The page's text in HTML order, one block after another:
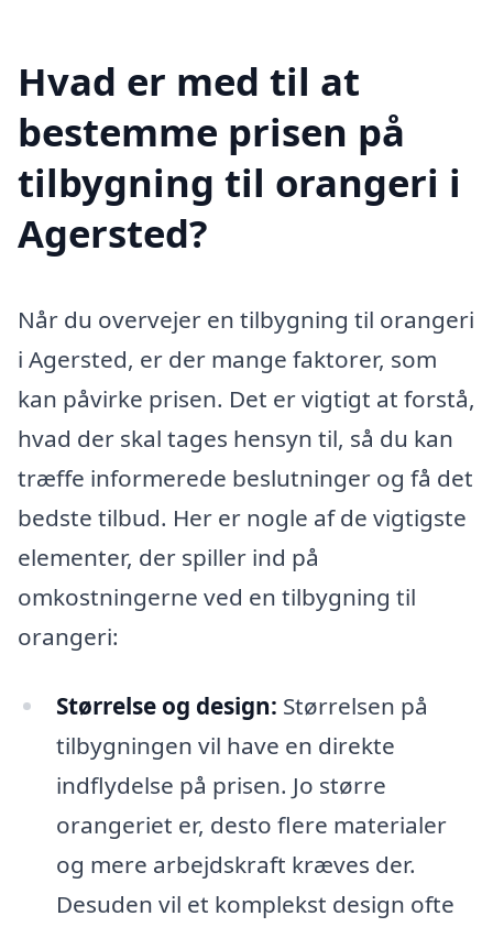
Hvad er med til at
bestemme prisen på
tilbygning til orangeri i
Agersted?
Når du overvejer en tilbygning til orangeri
i Agersted, er der mange faktorer, som
kan påvirke prisen. Det er vigtigt at forstå,
hvad der skal tages hensyn til, så du kan
træffe informerede beslutninger og få det
bedste tilbud. Her er nogle af de vigtigste
elementer, der spiller ind på
omkostningerne ved en tilbygning til
orangeri:
Størrelse og design: Størrelsen på
tilbygningen vil have en direkte
indflydelse på prisen. Jo større
orangeriet er, desto flere materialer
og mere arbejdskraft kræves der.
Desuden vil et komplekst design ofte